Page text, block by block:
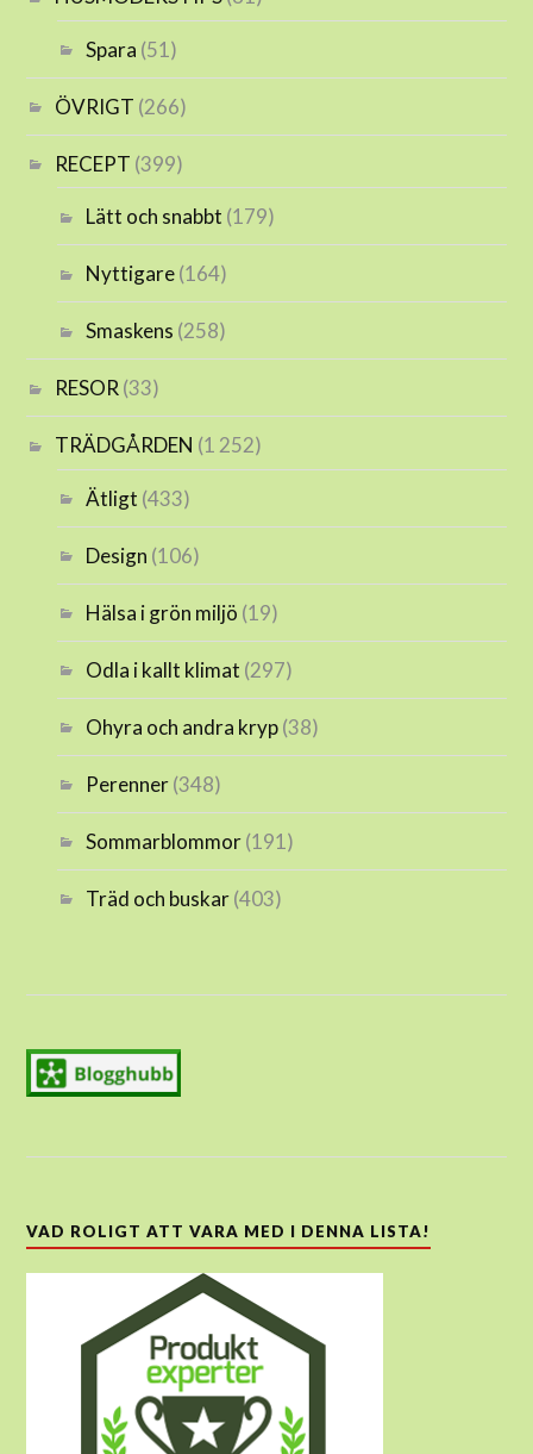
Spara (51)
ÖVRIGT (266)
RECEPT (399)
Lätt och snabbt (179)
Nyttigare(164)
Smaskens (258)
RESOR (33)
TRÄDGÅRDEN (1 252)
Ätligt (433)
Design (106)
Hälsa i grön miljö (19)
Odla i kallt klimat (297)
Ohyra och andra kryp(38)
Perenner(348)
Sommarblommor(191)
Träd och buskar(403)
VAD ROLIGT ATT VARA MED I DENNA LISTA!